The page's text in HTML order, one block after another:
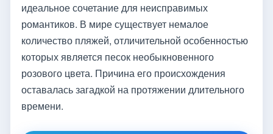
идеальное сочетание для неисправимых
романтиков. В мире существует немалое
количество пляжей, отличительной особенностью
которых является песок необыкновенного
розового цвета. Причина его происхождения
оставалась загадкой на протяжении длительного
времени.